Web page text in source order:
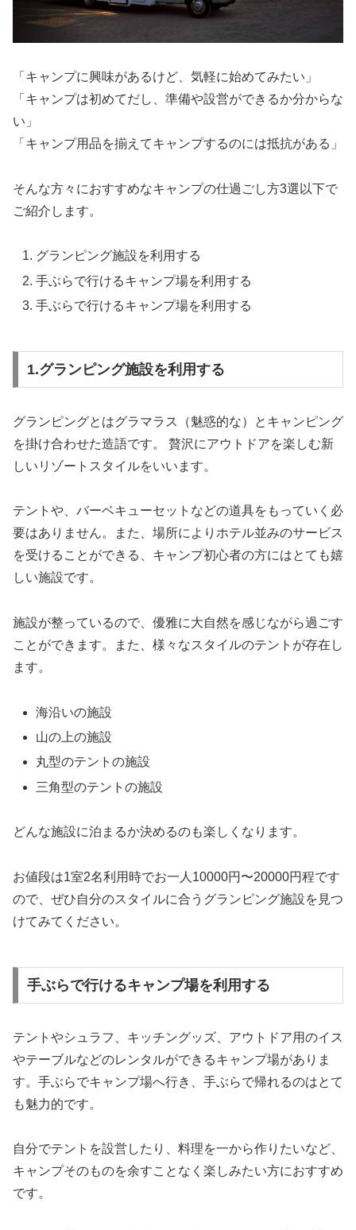
「キャンプに興味があるけど、気軽に始めてみたい」
「キャンプは初めてだし、準備や設営ができるか分からな
い」
「キャンプ用品を揃えてキャンプするのには抵抗がある」
そんな方々におすすめなキャンプの仕過ごし方3選以下で
ご紹介します。
グランピング施設を利用する
手ぶらで行けるキャンプ場を利用する
手ぶらで行けるキャンプ場を利用する
1.グランピング施設を利用する
グランピングとはグラマラス（魅惑的な）とキャンピング
を掛け合わせた造語です。 贅沢にアウトドアを楽しむ新
しいリゾートスタイルをいいます。
テントや、バーベキューセットなどの道具をもっていく必
要はありません。また、場所によりホテル並みのサービス
を受けることができる、キャンプ初心者の方にはとても嬉
しい施設です。
施設が整っているので、優雅に大自然を感じながら過ごす
ことができます。また、様々なスタイルのテントが存在し
ます。
海沿いの施設
山の上の施設
丸型のテントの施設
三角型のテントの施設
どんな施設に泊まるか決めるのも楽しくなります。
お値段は1室2名利用時でお一人10000円〜20000円程です
ので、ぜひ自分のスタイルに合うグランピング施設を見つ
けてみてください。
手ぶらで行けるキャンプ場を利用する
テントやシュラフ、キッチングッズ、アウトドア用のイス
やテーブルなどのレンタルができるキャンプ場がありま
す。手ぶらでキャンプ場へ行き、手ぶらで帰れるのはとて
も魅力的です。
自分でテントを設営したり、料理を一から作りたいなど、
キャンプそのものを余すことなく楽しみたい方におすすめ
です。